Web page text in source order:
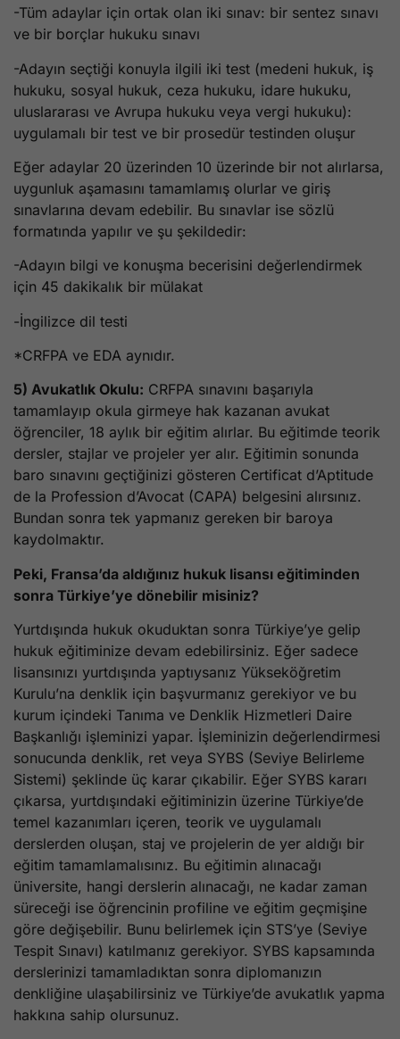
-Tüm adaylar için ortak olan iki sınav: bir sentez sınavı
ve bir borçlar hukuku sınavı
-Adayın seçtiği konuyla ilgili iki test (medeni hukuk, iş
hukuku, sosyal hukuk, ceza hukuku, idare hukuku,
uluslararası ve Avrupa hukuku veya vergi hukuku):
uygulamalı bir test ve bir prosedür testinden oluşur
Eğer adaylar 20 üzerinden 10 üzerinde bir not alırlarsa,
uygunluk aşamasını tamamlamış olurlar ve giriş
sınavlarına devam edebilir. Bu sınavlar ise sözlü
formatında yapılır ve şu şekildedir:
-Adayın bilgi ve konuşma becerisini değerlendirmek
için 45 dakikalık bir mülakat
-İngilizce dil testi
*CRFPA ve EDA aynıdır.
5) Avukatlık Okulu: CRFPA sınavını başarıyla
tamamlayıp okula girmeye hak kazanan avukat
öğrenciler, 18 aylık bir eğitim alırlar. Bu eğitimde teorik
dersler, stajlar ve projeler yer alır. Eğitimin sonunda
baro sınavını geçtiğinizi gösteren Certificat d’Aptitude
de la Profession d’Avocat (CAPA) belgesini alırsınız.
Bundan sonra tek yapmanız gereken bir baroya
kaydolmaktır.
Peki, Fransa’da aldığınız hukuk lisansı eğitiminden
sonra Türkiye’ye dönebilir misiniz?
Yurtdışında hukuk okuduktan sonra Türkiye’ye gelip
hukuk eğitiminize devam edebilirsiniz. Eğer sadece
lisansınızı yurtdışında yaptıysanız Yükseköğretim
Kurulu’na denklik için başvurmanız gerekiyor ve bu
kurum içindeki Tanıma ve Denklik Hizmetleri Daire
Başkanlığı işleminizi yapar. İşleminizin değerlendirmesi
sonucunda denklik, ret veya SYBS (Seviye Belirleme
Sistemi) şeklinde üç karar çıkabilir. Eğer SYBS kararı
çıkarsa, yurtdışındaki eğitiminizin üzerine Türkiye’de
temel kazanımları içeren, teorik ve uygulamalı
derslerden oluşan, staj ve projelerin de yer aldığı bir
eğitim tamamlamalısınız. Bu eğitimin alınacağı
üniversite, hangi derslerin alınacağı, ne kadar zaman
süreceği ise öğrencinin profiline ve eğitim geçmişine
göre değişebilir. Bunu belirlemek için STS’ye (Seviye
Tespit Sınavı) katılmanız gerekiyor. SYBS kapsamında
derslerinizi tamamladıktan sonra diplomanızın
denkliğine ulaşabilirsiniz ve Türkiye’de avukatlık yapma
hakkına sahip olursunuz.